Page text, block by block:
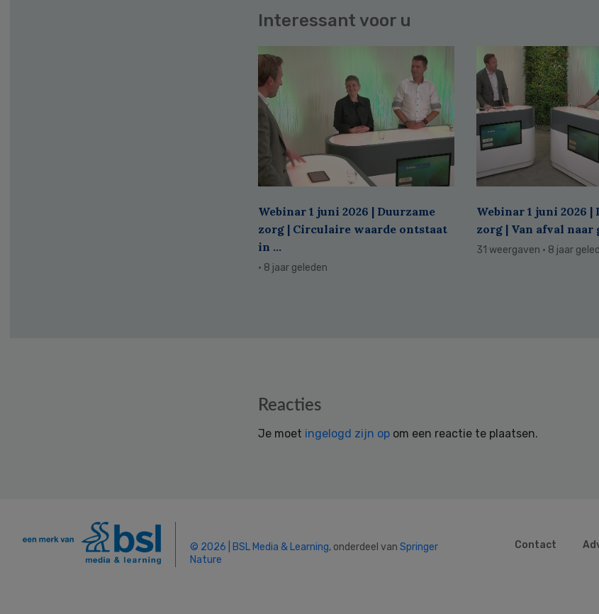
Interessant voor u
Webinar 1 juni 2026 | Duurzame
zorg | Circulaire waarde ontstaat
in ...
· 8 jaar geleden
Webinar 1 juni 2026 |
zorg | Van afval
31 weergaven · 8 jaar
Reacties
Je moet ingelogd zijn op om een reactie te plaatsen.
© 2026 | BSL Media & Learning, onderdeel van Springer
Nature
Contact